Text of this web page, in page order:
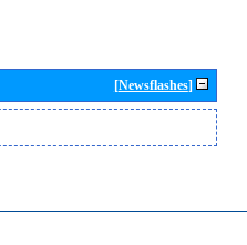
[Newsflashes]